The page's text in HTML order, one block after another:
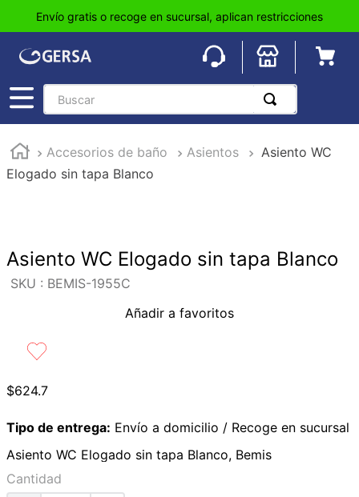
Envío gratis o recoge en sucursal, aplican restricciones
Buscar
Accesorios de baño Asientos
Asiento WC
Elogado sin tapa Blanco
Asiento WC Elogado sin tapa Blanco
: BEMIS-1955C
Añadir a favoritos
$624.7
Tipo de entrega: Envío a domicilio / Recoge en sucursal
Asiento WC Elogado sin tapa Blanco, Bemis
Cantidad
1.
pisos
2.
loseta
5.
lavabo